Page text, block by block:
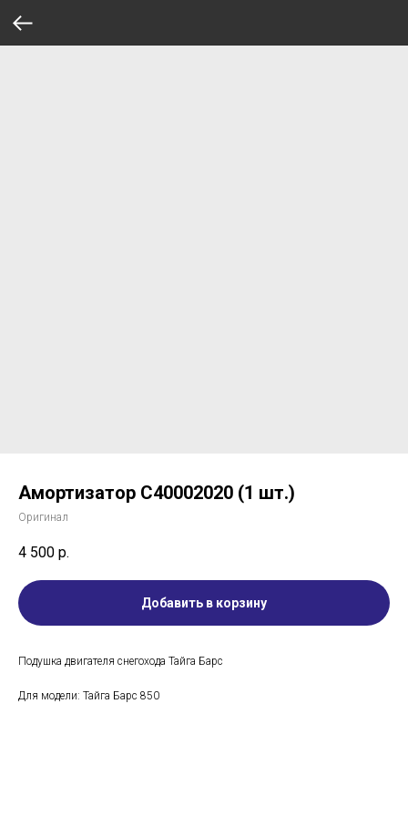
Амортизатор C40002020 (1 шт.)
Оригинал
4 500 р.
Добавить в корзину
Подушка двигателя снегохода Тайга Барс
Для модели: Тайга Барс 850